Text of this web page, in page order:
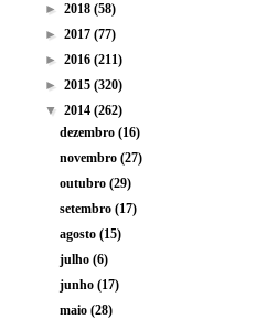
► 2018 (58)
► 2017 (77)
► 2016 (211)
► 2015 (320)
▼ 2014 (262)
dezembro(16)
novembro(27)
outubro(29)
setembro(17)
agosto(15)
julho(6)
junho(17)
maio(28)